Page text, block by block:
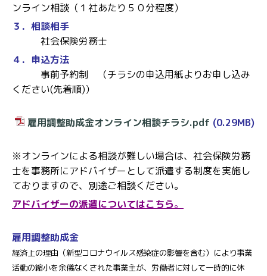
ンライン相談（１社あたり５０分程度）
３．相談相手
社会保険労務士
４．申込方法
事前予約制 （チラシの申込用紙よりお申し込み
ください(先着順)）
雇用調整助成金オンライン相談チラシ.pdf (0.29MB)
※オンラインによる相談が難しい場合は、社会保険労務
士を事務所にアドバイザーとして派遣する制度を実施し
ておりますので、別途ご相談ください。
アドバイザーの派遣についてはこちら。
雇用調整助成金
経済上の理由（新型コロナウイルス感染症の影響を含む）により事業
活動の縮小を余儀なくされた事業主が、労働者に対して一時的に休